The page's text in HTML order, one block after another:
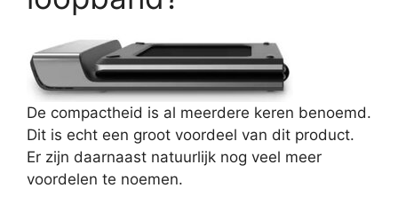
De compactheid is al meerdere keren benoemd.
Dit is echt een groot voordeel van dit product.
Er zijn daarnaast natuurlijk nog veel meer
voordelen te noemen.